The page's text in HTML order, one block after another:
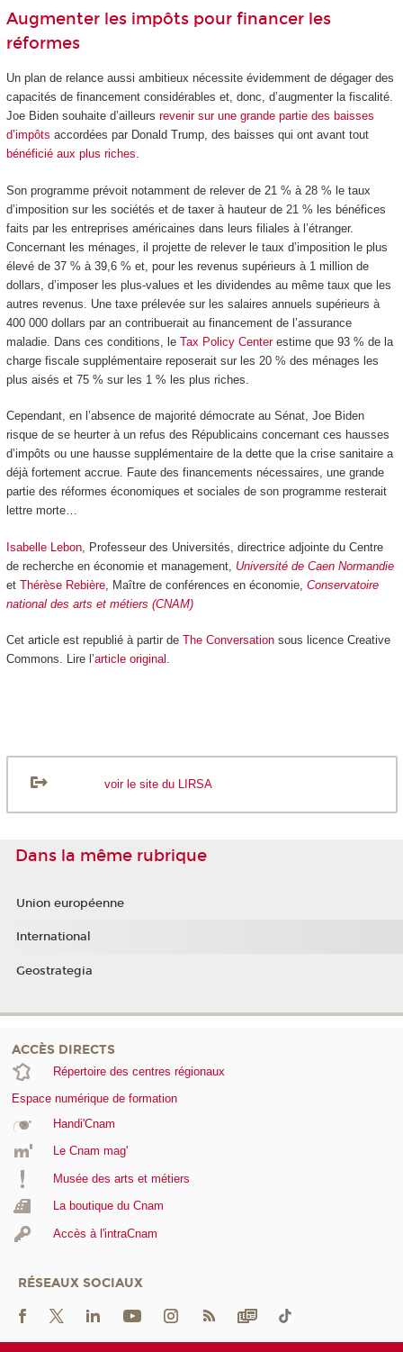
Augmenter les impôts pour financer les
réformes
Un plan de relance aussi ambitieux nécessite évidemment de dégager des
capacités de financement considérables et, donc, d’augmenter la fiscalité.
Joe Biden souhaite d’ailleurs revenir sur une grande partie des baisses
d’impôts accordées par Donald Trump, des baisses qui ont avant tout
bénéficié aux plus riches.
Son programme prévoit notamment de relever de 21 % à 28 % le taux
d’imposition sur les sociétés et de taxer à hauteur de 21 % les bénéfices
faits par les entreprises américaines dans leurs filiales à l’étranger.
Concernant les ménages, il projette de relever le taux d’imposition le plus
élevé de 37 % à 39,6 % et, pour les revenus supérieurs à 1 million de
dollars, d’imposer les plus-values et les dividendes au même taux que les
autres revenus. Une taxe prélevée sur les salaires annuels supérieurs à
400 000 dollars par an contribuerait au financement de l’assurance
maladie. Dans ces conditions, le Tax Policy Centerestime que 93 % de la
charge fiscale supplémentaire reposerait sur les 20 % des ménages les
plus aisés et 75 % sur les 1 % les plus riches.
Cependant, en l’absence de majorité démocrate au Sénat, Joe Biden
risque de se heurter à un refus des Républicains concernant ces hausses
d’impôts ou une hausse supplémentaire de la dette que la crise sanitaire a
déjà fortement accrue. Faute des financements nécessaires, une grande
partie des réformes économiques et sociales de son programme resterait
lettre morte…
Isabelle Lebon, Professeur des Universités, directrice adjointe du Centre
de recherche en économie et management, Université de Caen Normandie
et Thérèse Rebière, Maître de conférences en économie, Conservatoire
national des arts et métiers (CNAM)
Cet article est republié à partir de The Conversationsous licence Creative
Commons. Lire l’article original .
voir le site du LIRSA
Dans la même rubrique
Union européenne
International
Geostrategia
ACCÈS DIRECTS
Répertoire des centres régionaux
Espace numérique de formation
Handi'Cnam
Le Cnam mag'
Musée des arts et métiers
La boutique du Cnam
Accès à l'intraCnam
RÉSEAUX SOCIAUX